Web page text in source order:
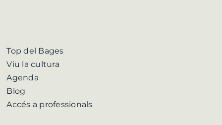
Top del Bages
Viu la cultura
Agenda
Blog
Accés a professionals